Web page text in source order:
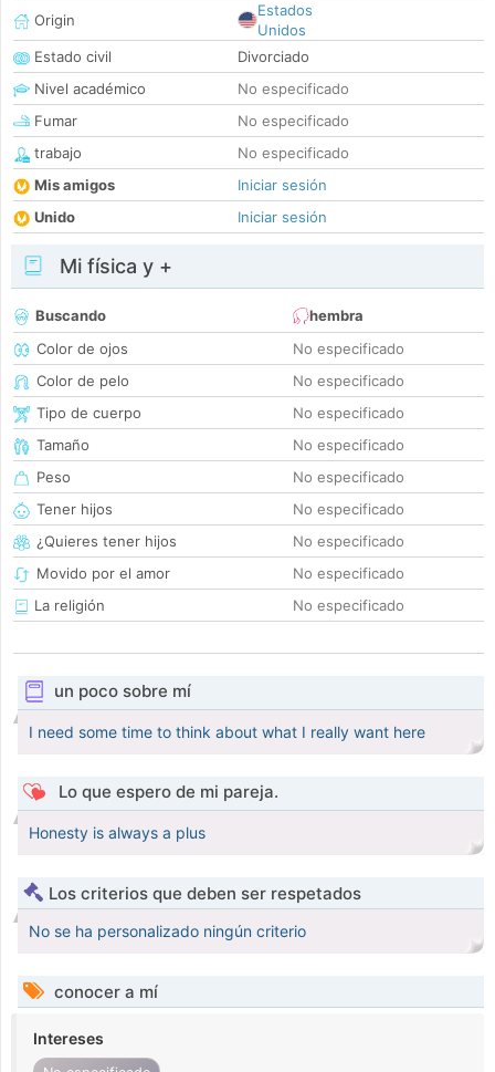
Origin
Estados
Unidos
Estado civil
Divorciado
Nivel académico
No especificado
Fumar
No especificado
trabajo
No especificado
Mis amigos
Iniciar sesión
Unido
Iniciar sesión
Mi física y +
Buscando
hembra
Color de ojos
No especificado
Color de pelo
No especificado
Tipo de cuerpo
No especificado
Tamaño
No especificado
Peso
No especificado
Tener hijos
No especificado
¿Quieres tener hijos
No especificado
Movido por el amor
No especificado
La religión
No especificado
un poco sobre mí
I need some time to think about what I really want here
Lo que espero de mi pareja.
Honesty is always a plus
Los criterios que deben ser respetados
No se ha personalizado ningún criterio
conocer a mí
Intereses